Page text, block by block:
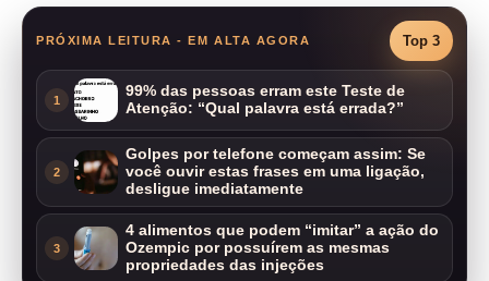
PRÓXIMA LEITURA - EM ALTA AGORA Top 3
1
99% das pessoas erram este Teste de
Atenção: “Qual palavra está errada?”
2
Golpes por telefone começam assim: Se
você ouvir estas frases em uma ligação,
desligue imediatamente
3
4 alimentos que podem “imitar” a ação do
Ozempic por possuírem as mesmas
propriedades das injeções